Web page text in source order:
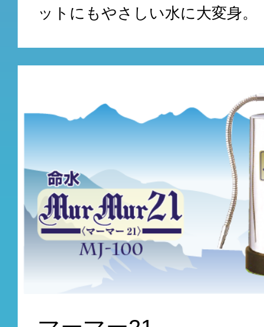
ットにもやさしい水に大変身。